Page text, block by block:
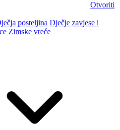
Otvoriti
posteljina Dječje zavjese i
Zimske vreće